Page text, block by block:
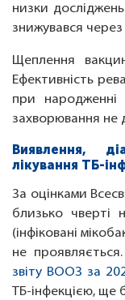
низки
знижувався через
Щеплення
Ефективність
при
захворювання не
Виявлення,
лікування ТБ-
За оцінками
близько чверті
(інфіковані
не
звіту ВООЗ за
ТБ-інфекцією, ще